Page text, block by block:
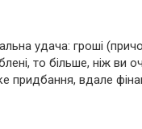
удача: гроші
то більше, ніж ви
придбання, вдале